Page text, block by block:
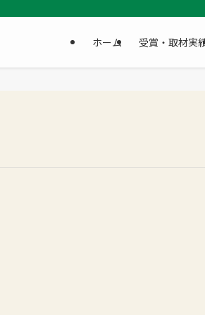
ホーム 受賞・取材実